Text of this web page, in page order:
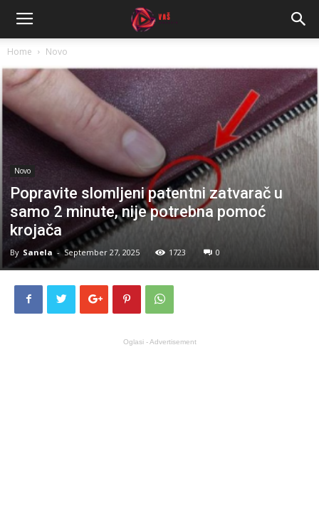
Home Novo
Novo
Popravite slomljeni patentni zatvarač u
samo 2 minute, nije potrebna pomoć
krojača
By Sanela - September 27, 2025 1723 0
Oglasi - Advertisement